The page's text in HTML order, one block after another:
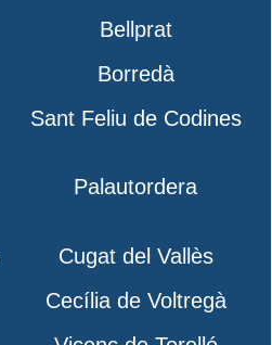
Bellprat
Borredà
Sant Feliu de Codines
Palautordera
Cugat del Vallès
Cecília de Voltregà